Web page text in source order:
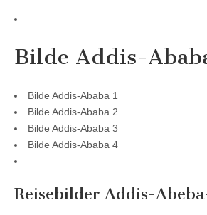
Bilde Addis-
Bilde Addis-Ababa 1
Bilde Addis-Ababa 2
Bilde Addis-Ababa 3
Bilde Addis-Ababa 4
Reisebilder Addis-